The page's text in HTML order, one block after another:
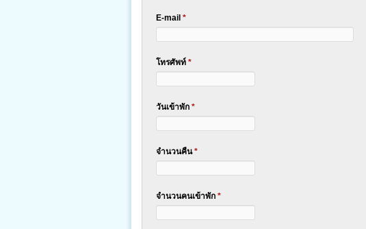
E-mail *
โทรศัพท์ *
วันเข้าพัก *
จำนวนคืน*
จำนวนคนเข้าพัก *